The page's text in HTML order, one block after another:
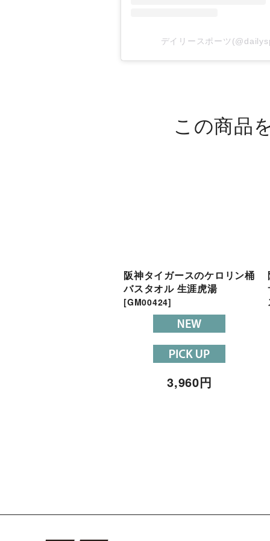
デイリースポーツ
この商品
阪神タイガースのケロリン桶
バスタオル 生涯虎湯
[GM00424]
3,960円